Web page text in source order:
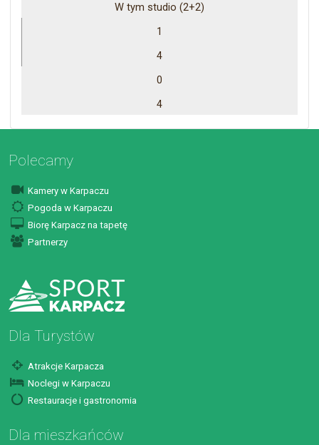
W tym studio (2+2)
1
4
0
4
Polecamy
Kamery w Karpaczu
Pogoda w Karpaczu
Biorę Karpacz na tapetę
Partnerzy
Dla Turystów
Atrakcje Karpacza
Noclegi w Karpaczu
Restauracje i gastronomia
Dla mieszkańców